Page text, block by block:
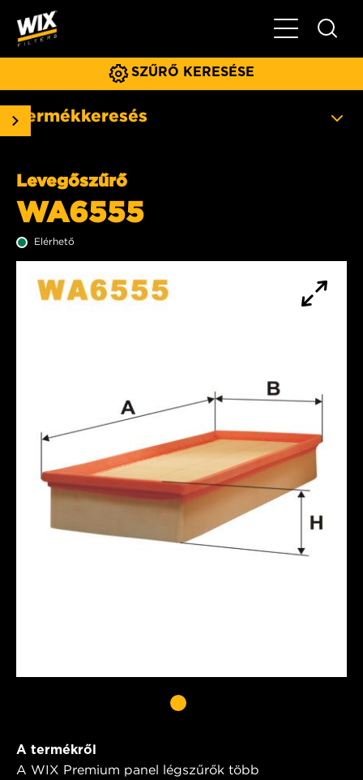
Főmenü
SZŰRŐ KERESÉSE
Termékkeresés
Levegőszűrő
WA6555
Elérhető
A termékről
A WIX Premium panel légszűrők több